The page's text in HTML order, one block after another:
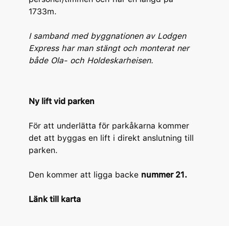
1733m.
I samband med byggnationen av Lodgen
Express har man stängt och monterat ner
både Ola- och Holdeskarheisen.
Ny lift vid parken
För att underlätta för parkåkarna kommer
det att byggas en lift i direkt anslutning till
parken.
Den kommer att ligga backe nummer 21.
Länk till karta